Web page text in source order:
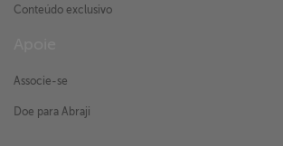
Conteúdo exclusivo
Associe-se
Doe para Abraji